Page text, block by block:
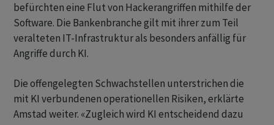
befürchten eine Flut von Hackerangriffen ‌mithilfe der
Software. Die Bankenbranche gilt mit ihrer zum Teil
veralteten IT-Infrastruktur als besonders anfällig für
Angriffe durch KI.
Die offengelegten Schwachstellen unterstrichen die
mit KI verbundenen ‌operationellen Risiken, erklärte
Amstad weiter. «Zugleich wird KI entscheidend dazu